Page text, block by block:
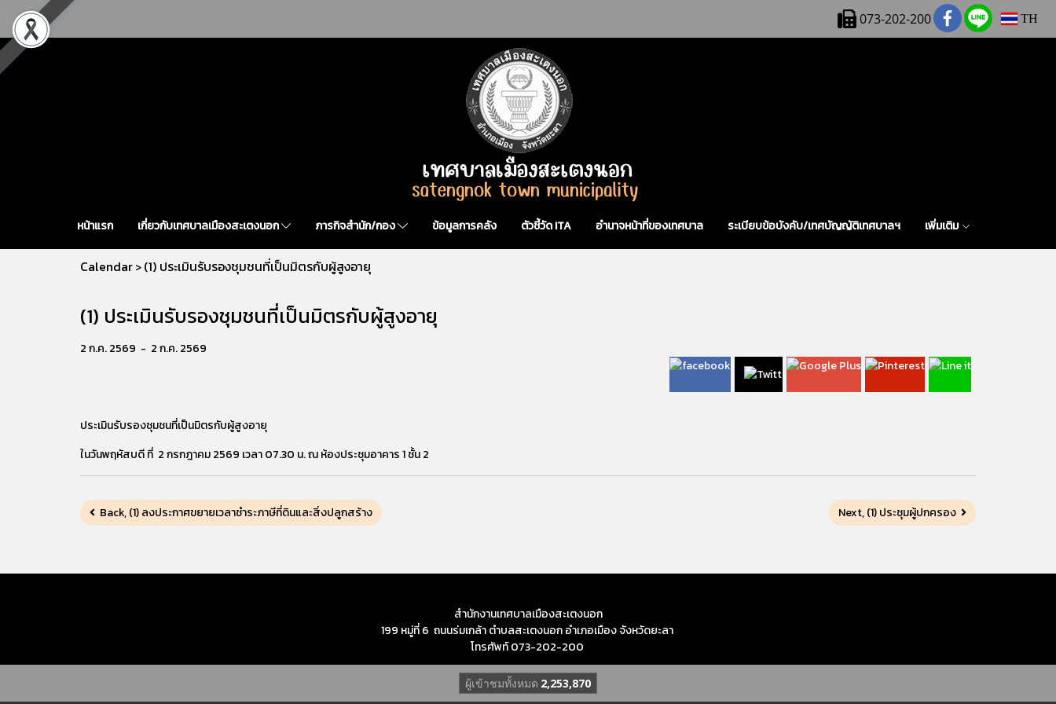
073-202-200 TH
หน้าแรก เกี่ยวกับเทศบาลเมืองสะเตงนอก ภารกิจสำนัก/กอง ข้อมูลการคลัง ตัวชี้วัด ITA อำนาจหน้าที่ของเทศบาล ระเบียบข้อบังคับ/เทศบัญญัติเทศบาลฯ เพิ่มเติม
Calendar>(1) ประเมินรับรองชุมชนที่เป็นมิตรกับผู้สูงอายุ
(1) ประเมินรับรองชุมชนที่เป็นมิตรกับผู้สูงอายุ
2 ก.ค. 2569 - 2 ก.ค. 2569
ประเมินรับรองชุมชนที่เป็นมิตรกับผู้สูงอายุ
ในวันพฤหัสบดี ที่ 2 กรกฎาคม 2569 เวลา 07.30 น. ณ ห้องประชุมอาคาร 1 ชั้น 2
Back, (1) ลงประกาศขยายเวลาชำระภาษีที่ดินและสิ่งปลูกสร้าง Next, (1) ประชุมผู้ปกครอง
สำนักงานเทศบาลเมืองสะเตงนอก
199 หมู่ที่ 6 ถนนร่มเกล้า ตำบลสะเตงนอก อำเภอเมือง จังหวัดยะลา
โทรศัพท์ 073-202-200
ผู้เข้าชมทั้งหมด 2,253,870